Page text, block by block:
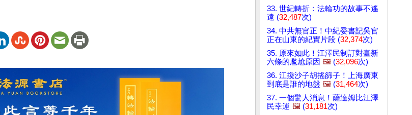
33. 世紀轉折：法輪功的故事不遙
遠 (32,487次)
34. 中共無官正！中紀委書記吳官
正在山東的紀實片段 (32,374次)
35. 原來如此！江澤民制訂對臺新
六條的尷尬原因 🖼️ (32,096次)
36. 江攙沙子胡搖篩子！上海廣東
到底是誰的地盤 🖼️ (31,464次)
37. 一個驚人消息！薩達姆比江澤
民幸運 🖼️ (31,181次)